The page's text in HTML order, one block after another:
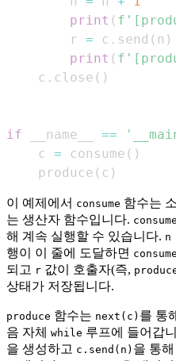
print (
        r
= c . send ( n )
print (
    c
. close ( )
if __name__ ==
    c
= consume ( )
    produce
( c )
이 예제에서 consume 함수는
는 생산자 함수입니다. consume
해 계속 실행할 수 있습니다.
행이 이 줄에 도달하면 consume
되고 r 값이 호출자(즉,
상태가 저장됩니다.
produce 함수는 next(c) 를 통
음 자체 while 루프에 들어갑
을 생성하고 c.send(n) 을 통